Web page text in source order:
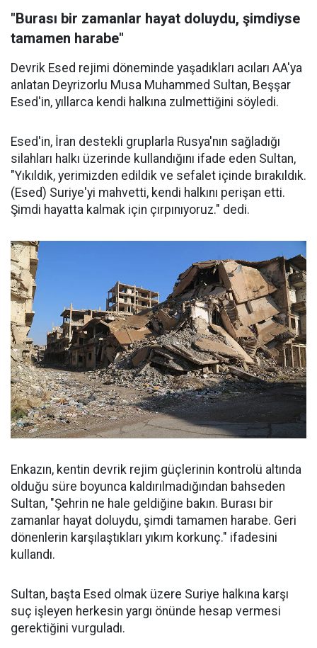
"Burası bir zamanlar hayat doluydu, şimdiyse
tamamen harabe"
Devrik Esed rejimi döneminde yaşadıkları acıları AA'ya
anlatan Deyrizorlu Musa Muhammed Sultan, Beşşar
Esed'in, yıllarca kendi halkına zulmettiğini söyledi.
Esed'in, İran destekli gruplarla Rusya'nın sağladığı
silahları halkı üzerinde kullandığını ifade eden Sultan,
"Yıkıldık, yerimizden edildik ve sefalet içinde bırakıldık.
(Esed) Suriye'yi mahvetti, kendi halkını perişan etti.
Şimdi hayatta kalmak için çırpınıyoruz." dedi.
Enkazın, kentin devrik rejim güçlerinin kontrolü altında
olduğu süre boyunca kaldırılmadığından bahseden
Sultan, "Şehrin ne hale geldiğine bakın. Burası bir
zamanlar hayat doluydu, şimdi tamamen harabe. Geri
dönenlerin karşılaştıkları yıkım korkunç." ifadesini
kullandı.
Sultan, başta Esed olmak üzere Suriye halkına karşı
suç işleyen herkesin yargı önünde hesap vermesi
gerektiğini vurguladı.